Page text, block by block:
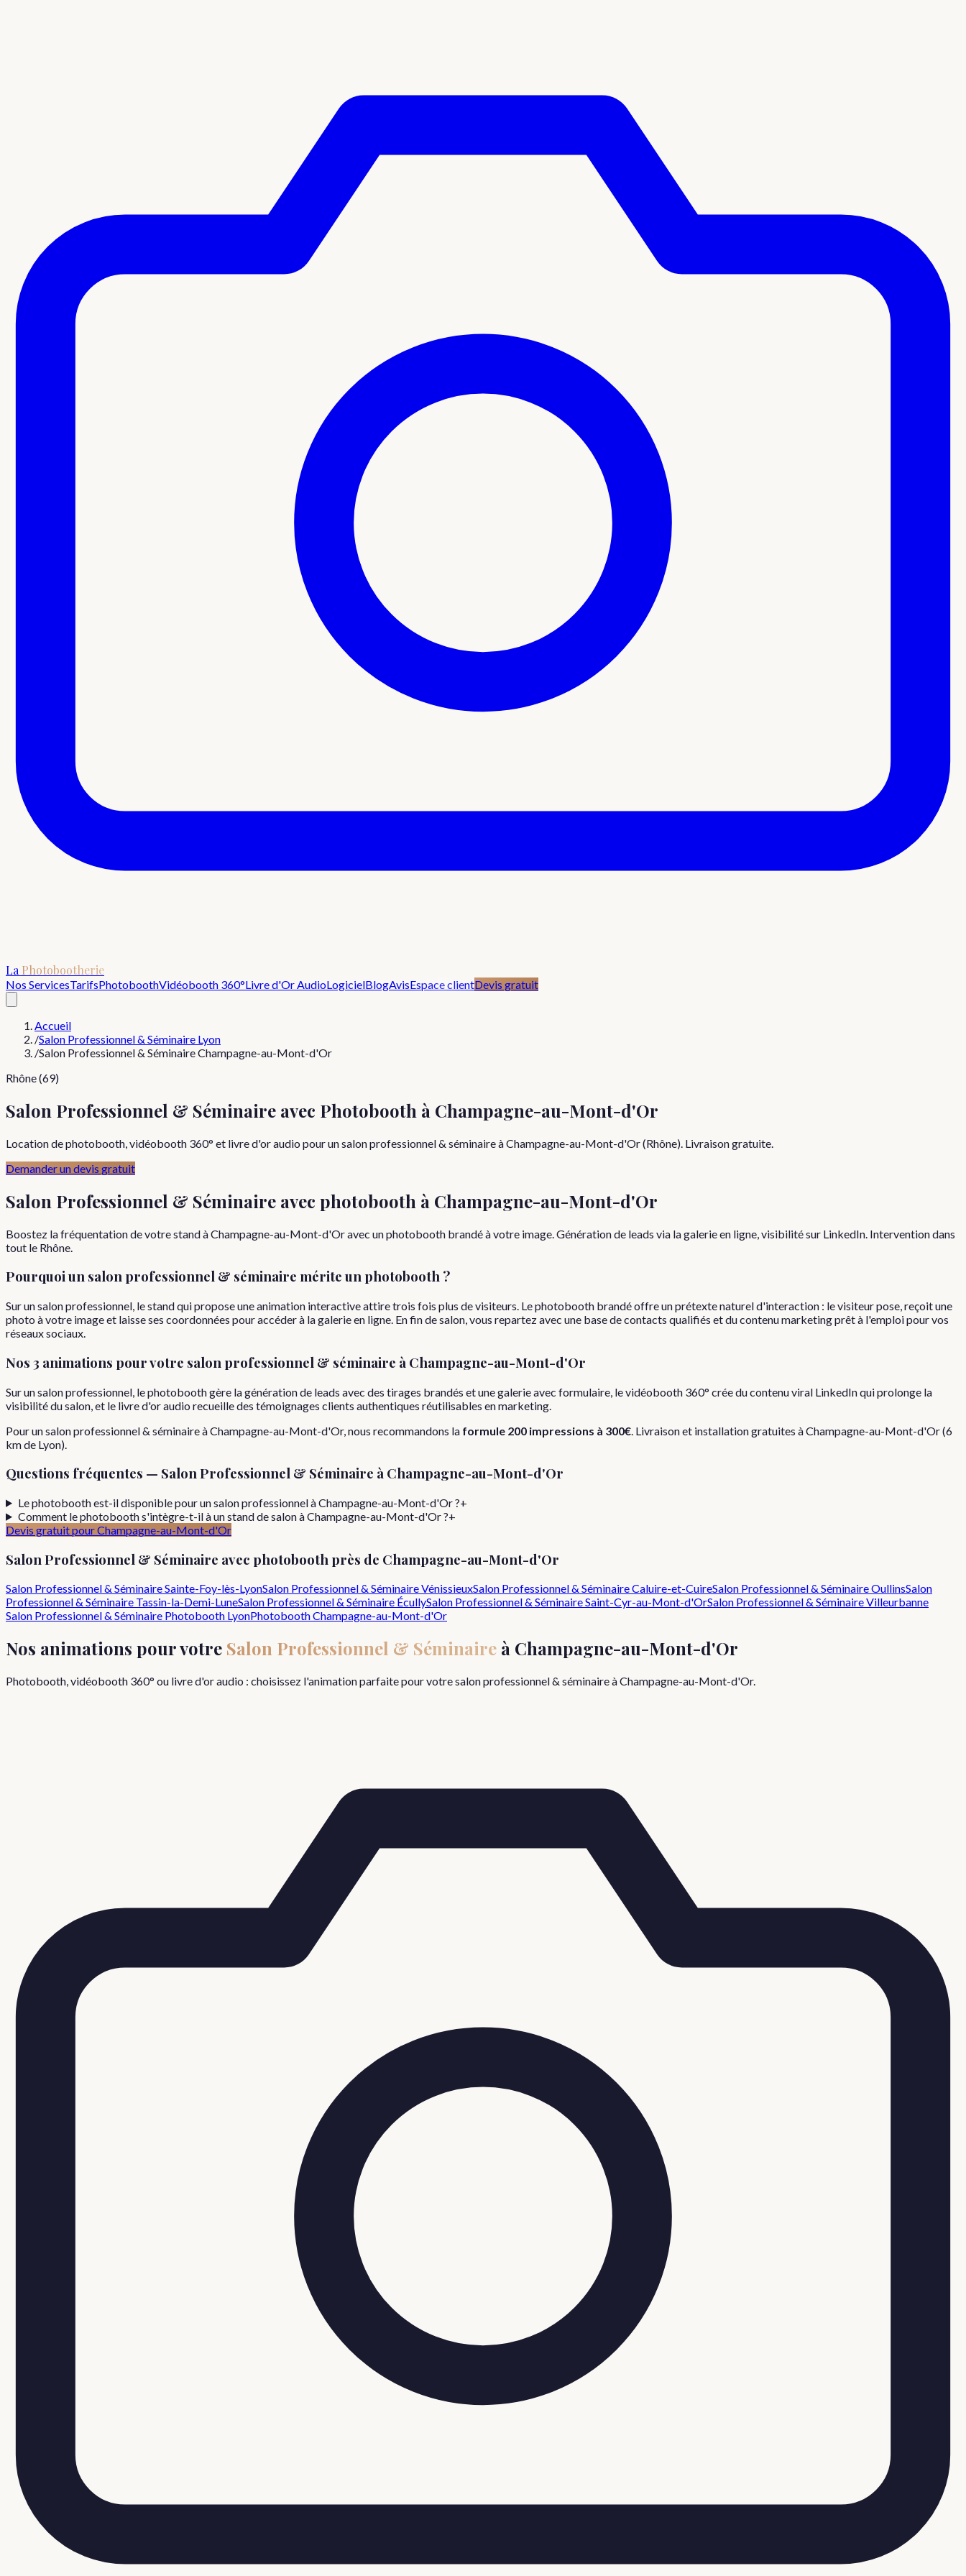
La Photobootherie
Nos ServicesTarifsPhotoboothVidéobooth 360°Livre d'Or AudioLogicielBlogAvisEspace clientDevis gratuit
Accueil
/Salon Professionnel & Séminaire Lyon
/Salon Professionnel & Séminaire Champagne-au-Mont-d'Or
Rhône (69)
Salon Professionnel & Séminaire avec Photobooth à Champagne-au-Mont-d'Or
Location de photobooth, vidéobooth 360° et livre d'or audio pour un salon professionnel & séminaire à Champagne-au-Mont-d'Or (Rhône). Livraison gratuite.
Demander un devis gratuit
Salon Professionnel & Séminaire avec photobooth à Champagne-au-Mont-d'Or
Boostez la fréquentation de votre stand à Champagne-au-Mont-d'Or avec un photobooth brandé à votre image. Génération de leads via la galerie en ligne, visibilité sur LinkedIn. Intervention dans
tout le Rhône.
Pourquoiun salon professionnel & séminaire mérite un photobooth ?
Sur un salon professionnel, le stand qui propose une animation interactive attire trois fois plus de visiteurs. Le photobooth brandé offre un prétexte naturel d'interaction : le visiteur pose, reçoit une
photo à votre image et laisse ses coordonnées pour accéder à la galerie en ligne. En fin de salon, vous repartez avec une base de contacts qualifiés et du contenu marketing prêt à l'emploi pour vos
réseaux sociaux.
Nos 3 animations pour votre salon professionnel & séminaire à Champagne-au-Mont-d'Or
Sur un salon professionnel, le photobooth gère la génération de leads avec des tirages brandés et une galerie avec formulaire, le vidéobooth 360° crée du contenu viral LinkedIn qui prolonge la
visibilité du salon, et le livre d'or audio recueille des témoignages clients authentiques réutilisables en marketing.
Pourunsalon professionnel & séminaireàChampagne-au-Mont-d'Or, nous recommandons la formule 200 impressions à 300€ . Livraison et installation gratuites àChampagne-au-Mont-d'Or(6
km de Lyon).
Questions fréquentes — Salon Professionnel & Séminaire à Champagne-au-Mont-d'Or
Le photobooth est-il disponible pour un salon professionnel à Champagne-au-Mont-d'Or ?+
Comment le photobooth s'intègre-t-il à un stand de salon à Champagne-au-Mont-d'Or ?+
Devis gratuit pourChampagne-au-Mont-d'Or
Salon Professionnel & Séminaire avec photobooth près de Champagne-au-Mont-d'Or
Salon Professionnel & SéminaireSainte-Foy-lès-LyonSalon Professionnel & SéminaireVénissieuxSalon Professionnel & SéminaireCaluire-et-CuireSalon Professionnel & SéminaireOullinsSalon
Professionnel & Séminaire Tassin-la-Demi-LuneSalon Professionnel & Séminaire ÉcullySalon Professionnel & SéminaireSaint-Cyr-au-Mont-d'OrSalon Professionnel & SéminaireVilleurbanne
Salon Professionnel & Séminaire Photobooth LyonPhotoboothChampagne-au-Mont-d'Or
Nos animations pour votre Salon Professionnel & Séminaire à Champagne-au-Mont-d'Or
Photobooth, vidéobooth 360° ou livre d'or audio : choisissez l'animation parfaite pour votresalon professionnel & séminaireàChampagne-au-Mont-d'Or.